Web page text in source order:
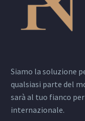
Siamo la soluzione
qualsiasi parte del
sarà al tuo fianco
internazionale.